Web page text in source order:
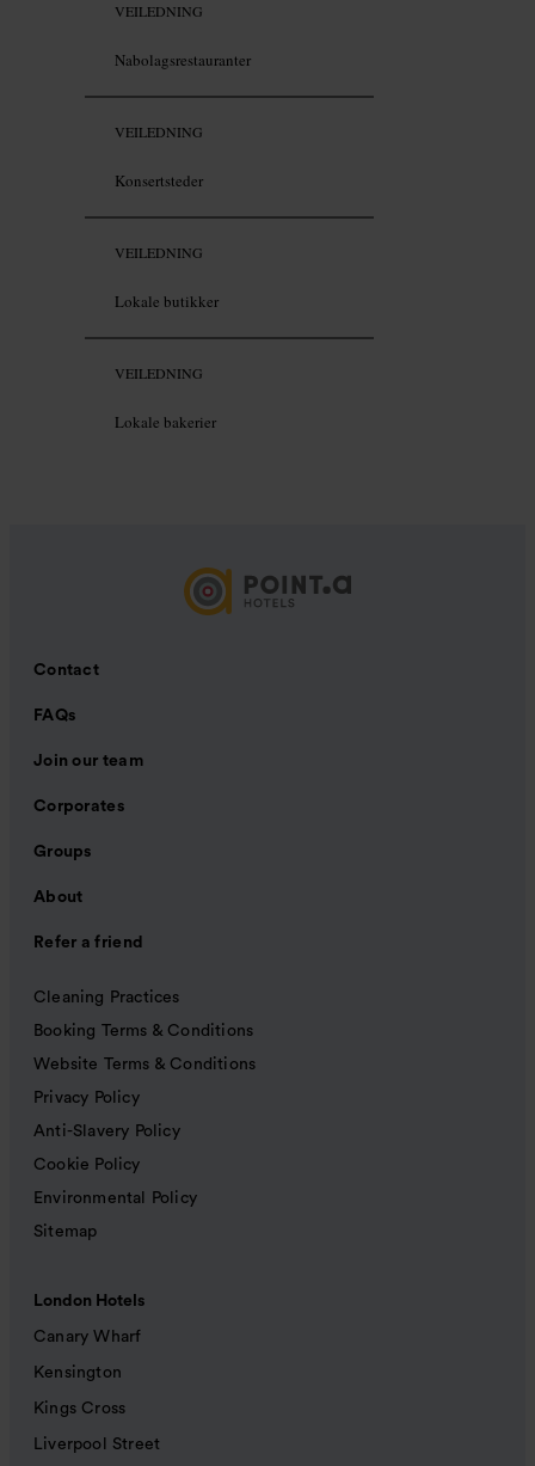
VEILEDNING
Nabolagsrestauranter
VEILEDNING
Konsertsteder
VEILEDNING
Lokale butikker
VEILEDNING
Lokale bakerier
Contact
FAQs
Join our team
Corporates
Groups
About
Refer a friend
Cleaning Practices
Booking Terms & Conditions
Website Terms & Conditions
Privacy Policy
Anti-Slavery Policy
Cookie Policy
Environmental Policy
Sitemap
London Hotels
Canary Wharf
Kensington
Kings Cross
Liverpool Street